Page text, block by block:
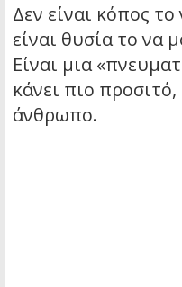
Δεν είναι κόπος το
είναι θυσία το να
Είναι μια
κάνει πιο
άνθρωπο.